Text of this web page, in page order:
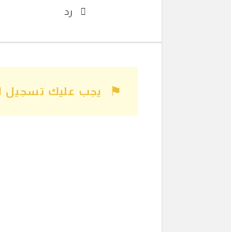
رد
يجب عليك تسجيل